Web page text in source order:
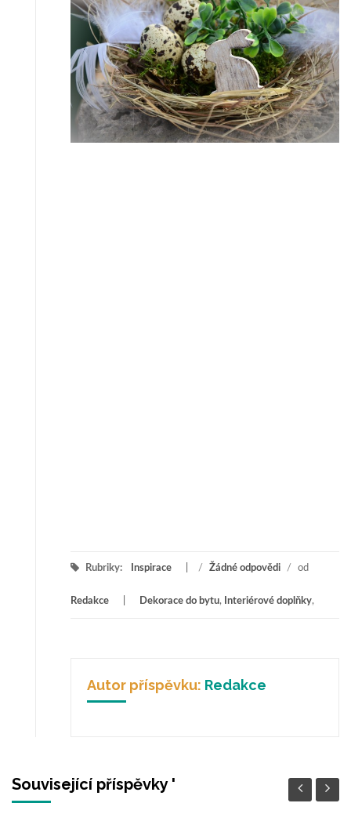
Rubriky: Inspirace / Žádné odpovědi / od
Redakce Dekorace do bytu, Interiérové doplňky,
Autor příspěvku: Redakce
Související příspěvky '